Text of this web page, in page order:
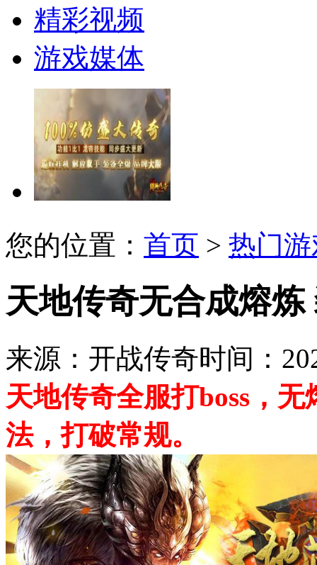
精彩视频
游戏媒体
您的位置： 首页 > 热门
天地传奇无合成熔
来源：开战传奇时间：
天地传奇全服打boss，
法，打破常规。